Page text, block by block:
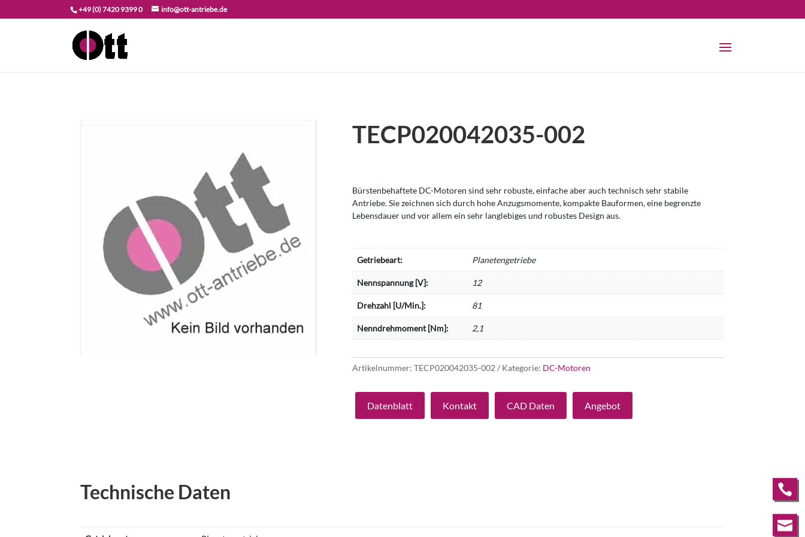
+49 (0) 7420 9399 0 info@ott-antriebe.de
TECP020042035-002
Bürstenbehaftete DC-Motoren sind sehr robuste, einfache aber auch technisch sehr stabile
Antriebe. Sie zeichnen sich durch hohe Anzugsmomente, kompakte Bauformen, eine begrenzte
Lebensdauer und vor allem ein sehr langlebiges und robustes Design aus.
Getriebeart: Planetengetriebe
Nennspannung [V]: 12
Drehzahl [U/Min.]: 81
Nenndrehmoment [Nm]: 2,1
Artikelnummer:TECP020042035-002 Kategorie: DC-Motoren
Datenblatt Kontakt CAD Daten Angebot
Technische Daten 
